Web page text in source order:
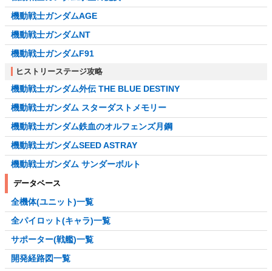
機動戦士ガンダムAGE
機動戦士ガンダムNT
機動戦士ガンダムF91
ヒストリーステージ攻略
機動戦士ガンダム外伝 THE BLUE DESTINY
機動戦士ガンダム スターダストメモリー
機動戦士ガンダム鉄血のオルフェンズ月鋼
機動戦士ガンダムSEED ASTRAY
機動戦士ガンダム サンダーボルト
データベース
全機体(ユニット)一覧
全パイロット(キャラ)一覧
サポーター(戦艦)一覧
開発経路図一覧